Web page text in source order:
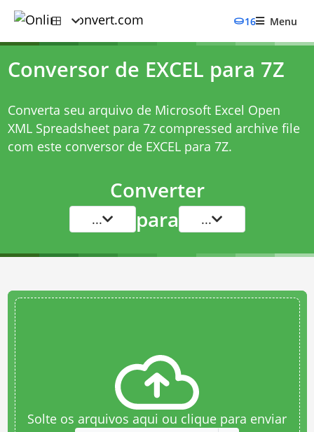
16 Menu
Conversor de EXCEL para 7Z
Converta seu arquivo de Microsoft Excel Open
XML Spreadsheet para 7z compressed archive file
com este conversor de EXCEL para 7Z.
Converter
... para ...
Solte os arquivos aqui ou clique para enviar